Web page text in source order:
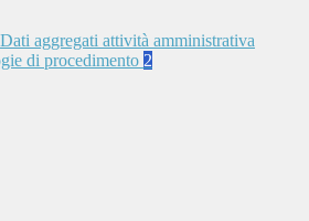
Dati aggregati attività amministrativa
di procedimento 2